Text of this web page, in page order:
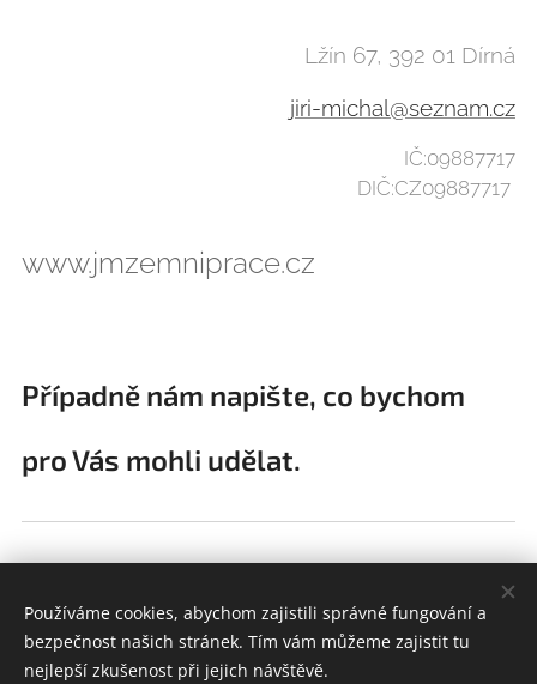
Lžín 67, 392 01 Dírná
jiri-michal@seznam.cz
IČ:09887717
DIČ:CZ09887717
www.jmzemniprace.cz
Případně nám napište, co bychom
pro Vás mohli udělat.
Používáme cookies, abychom zajistili správné fungování a
bezpečnost našich stránek. Tím vám můžeme zajistit tu
nejlepší zkušenost při jejich návštěvě.